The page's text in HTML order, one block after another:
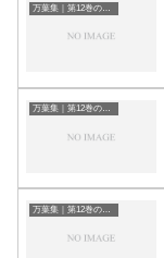
万葉集｜第12巻の和歌一覧
万葉集｜第12巻の和歌一覧
万葉集｜第12巻の和歌一覧